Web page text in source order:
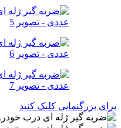
برای بزرگنمایی کلیک کنید